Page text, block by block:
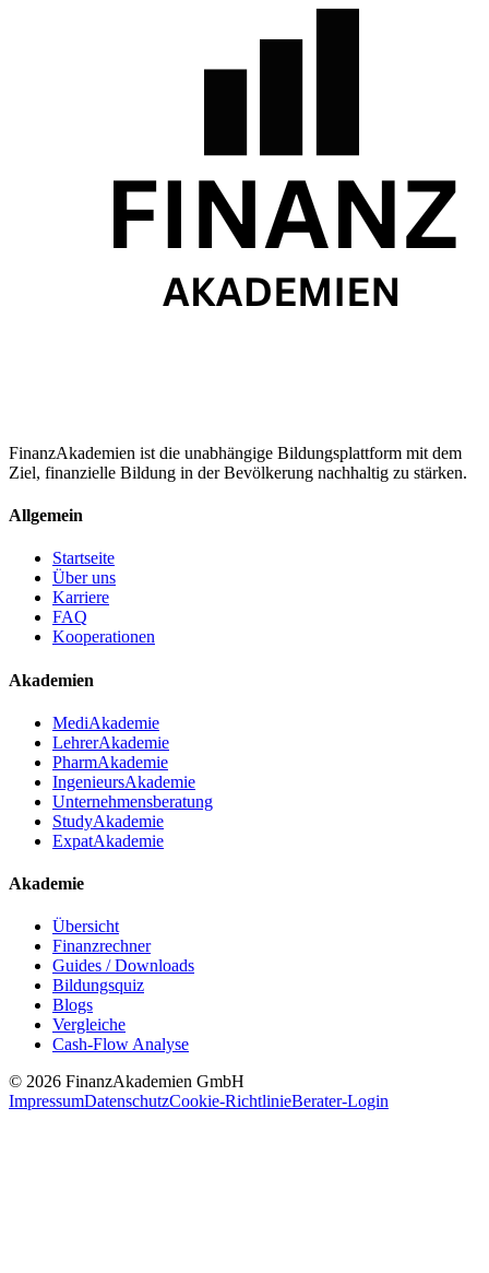
FinanzAkademien ist die unabhängige Bildungsplattform mit dem
Ziel, finanzielle Bildung in der Bevölkerung nachhaltig zu stärken.
Allgemein
Startseite
Über uns
Karriere
FAQ
Kooperationen
Akademien
MediAkademie
LehrerAkademie
PharmAkademie
IngenieursAkademie
Unternehmensberatung
StudyAkademie
ExpatAkademie
Akademie
Übersicht
Finanzrechner
Guides / Downloads
Bildungsquiz
Blogs
Vergleiche
Cash-Flow Analyse
© 2026 FinanzAkademien GmbH
ImpressumDatenschutzCookie-RichtlinieBerater-Login